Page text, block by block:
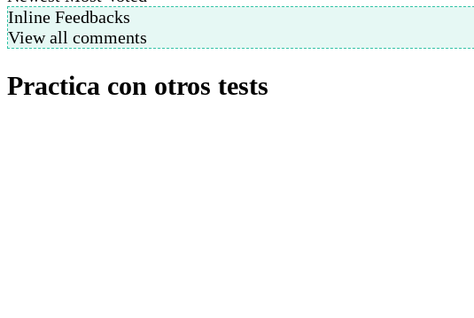
Inline Feedbacks
View all comments
Practica con otros tests